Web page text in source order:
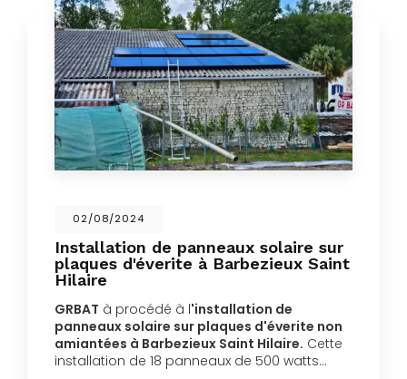
02/08/2024
Installation de panneaux solaire sur
plaques d'éverite à Barbezieux Saint
Hilaire
GRBAT à procédé à l'installation de
panneaux solaire sur plaques d'éverite non
amiantées à Barbezieux Saint Hilaire. Cette
installation de 18 panneaux de 500 watts…